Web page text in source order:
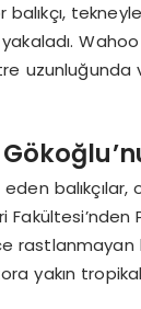
uzunluğunda
eden
Fakültesi’nden
yakın